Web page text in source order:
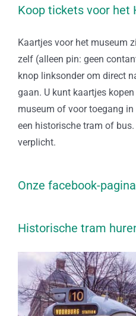
Koop tickets voor het
Kaartjes voor het museum
zelf (alleen pin: geen
knop linksonder om direct
gaan. U kunt kaartjes
museum of voor toegang
een historische tram of
verplicht.
Onze facebook-pagina
Historische tram